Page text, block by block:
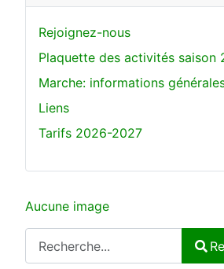
Aucune image
Rejoignez-nous
Plaquette des activités saison
Marche: informations
Liens
Tarifs 2026-2027